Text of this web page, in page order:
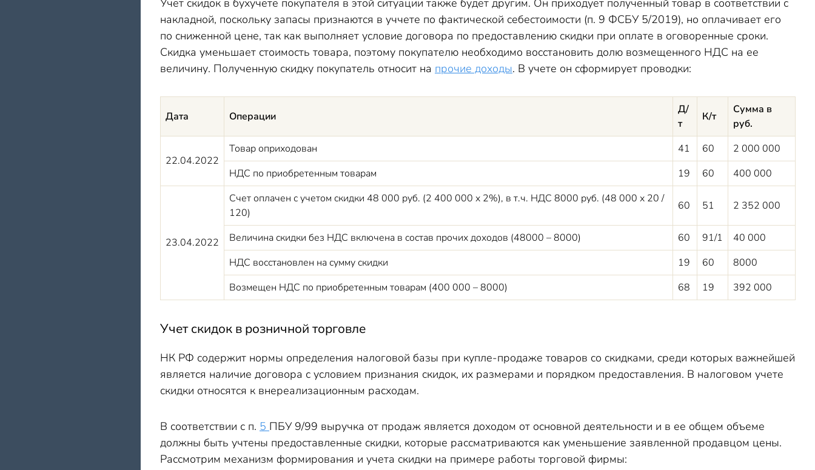
Учет скидок в бухучете покупателя в этой ситуации также будет другим. Он приходует полученный товар в соответствии с
накладной, поскольку запасы признаются в уччете по фактической себестоимости (п. 9 ФСБУ 5/2019), но оплачивает его
по сниженной цене, так как выполняет условие договора по предоставлению скидки при оплате в оговоренные сроки.
Скидка уменьшает стоимость товара, поэтому покупателю необходимо восстановить долю возмещенного НДС на ее
величину. Полученную скидку покупатель относит на прочие доходы. В учете он сформирует проводки:
Дата Операции
Д/
т
К/т
Сумма в
руб.
22.04.2022
Товар оприходован 41 60
2 000 000
НДС по приобретенным товарам
19 60 400 000
23.04.2022
Счет оплачен с учетом скидки 48 000 руб. (2 400 000 х 2%), в т.ч. НДС 8000 руб. (48 000 х 20 /
120)
60 51 2 352 000
Величина скидки без НДС включена в состав прочих доходов (48000 – 8000) 60 91/1
40 000
НДС восстановлен на сумму скидки
19 60
8000
Возмещен НДС по приобретенным товарам (400 000 – 8000)
68 19 392 000
Учет скидок в розничной торговле
НК РФ содержит нормы определения налоговой базы при купле-продаже товаров со скидками, среди которых важнейшей
является наличие договора с условием признания скидок, их размерами и порядком предоставления. В налоговом учете
скидки относятся к внереализационным расходам.
В соответствии с п. 5 ПБУ 9/99 выручка от продаж является доходом от основной деятельности и в ее общем объеме
должны быть учтены предоставленные скидки, которые рассматриваются как уменьшение заявленной продавцом цены.
Рассмотрим механизм формирования и учета скидки на примере работы торговой фирмы: